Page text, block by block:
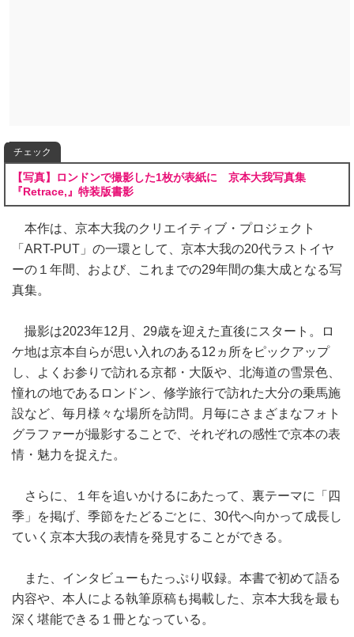
チェック
【写真】ロンドンで撮影した1枚が表紙に 京本大我写真集
『Retrace,』特装版書影
本作は、京本大我のクリエイティブ・プロジェクト
「ART-PUT」の一環として、京本大我の20代ラストイヤ
ーの１年間、および、これまでの29年間の集大成となる写
真集。
撮影は2023年12月、29歳を迎えた直後にスタート。ロ
ケ地は京本自らが思い入れのある12ヵ所をピックアップ
し、よくお参りで訪れる京都・大阪や、北海道の雪景色、
憧れの地であるロンドン、修学旅行で訪れた大分の乗馬施
設など、毎月様々な場所を訪問。月毎にさまざまなフォト
グラファーが撮影することで、それぞれの感性で京本の表
情・魅力を捉えた。
さらに、１年を追いかけるにあたって、裏テーマに「四
季」を掲げ、季節をたどるごとに、30代へ向かって成長し
ていく京本大我の表情を発見することができる。
また、インタビューもたっぷり収録。本書で初めて語る
内容や、本人による執筆原稿も掲載した、京本大我を最も
深く堪能できる１冊となっている。